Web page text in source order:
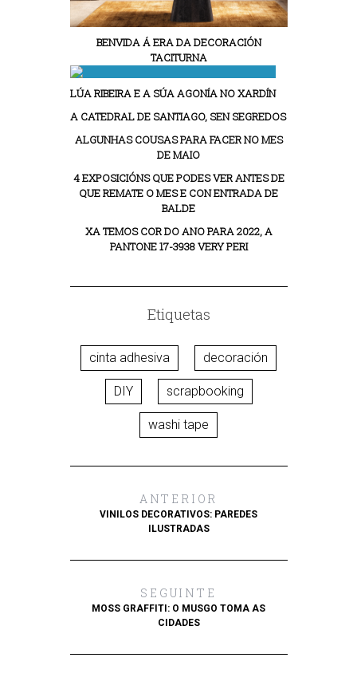
BENVIDA Á ERA DA DECORACIÓN
TACITURNA
LÚA RIBEIRA E A SÚA AGONÍA NO XARDÍN
A CATEDRAL DE SANTIAGO, SEN SEGREDOS
ALGUNHAS COUSAS PARA FACER NO MES
DE MAIO
4 EXPOSICIÓNS QUE PODES VER ANTES DE
QUE REMATE O MES E CON ENTRADA DE
BALDE
XA TEMOS COR DO ANO PARA 2022, A
PANTONE 17-3938 VERY PERI
Etiquetas
cinta adhesiva decoración
DIY scrapbooking
washi tape
ANTERIOR
VINILOS DECORATIVOS: PAREDES
ILUSTRADAS
SEGUINTE
MOSS GRAFFITI: O MUSGO TOMA AS
CIDADES